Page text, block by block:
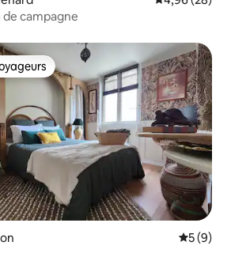
campagne
les plus appréciés
5 (9)